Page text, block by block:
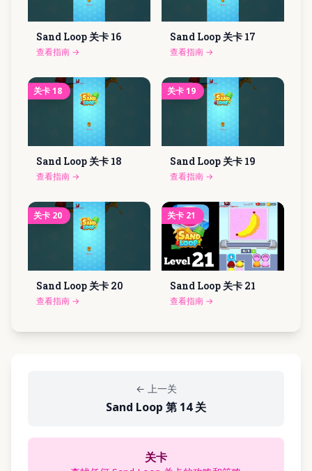
Sand Loop 关卡 16
查看指南 →
Sand Loop 关卡 17
查看指南 →
关卡18
Sand Loop 关卡 18
查看指南 →
关卡19
Sand Loop 关卡 19
查看指南 →
关卡 20
Sand Loop 关卡 20
查看指南 →
关卡 21
Sand Loop 关卡 21
查看指南 →
← 上一关
Sand Loop 第 14 关
关卡